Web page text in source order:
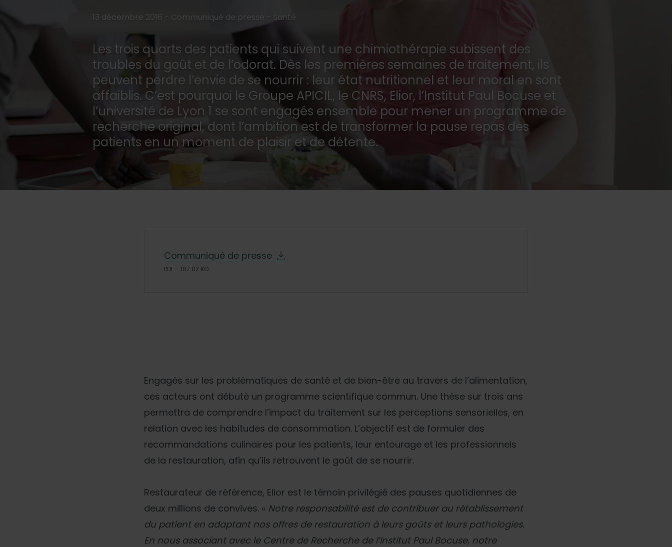
13 décembre 2016 - Communiqué de presse - Santé
Les trois quarts des patients qui suivent une chimiothérapie subissent des
troubles du goût et de l’odorat. Dès les premières semaines de traitement, ils
peuvent perdre l’envie de se nourrir : leur état nutritionnel et leur moral en sont
affaiblis. C’est pourquoi le Groupe APICIL, le CNRS, Elior, l’Institut Paul Bocuse et
l’université de Lyon 1 se sont engagés ensemble pour mener un programme de
recherche original, dont l’ambition est de transformer la pause repas des
patients en un moment de plaisir et de détente.
Communiqué de presse
PDF - 107.02 KO
Engagés sur les problématiques de santé et de bien-être au travers de l’alimentation,
ces acteurs ont débuté un programme scientifique commun. Une thèse sur trois ans
permettra de comprendre l’impact du traitement sur les perceptions sensorielles, en
relation avec les habitudes de consommation. L’objectif est de formuler des
recommandations culinaires pour les patients, leur entourage et les professionnels
de la restauration, afin qu’ils retrouvent le goût de se nourrir.
Restaurateur de référence, Elior est le témoin privilégié des pauses quotidiennes de
deux millions de convives. « Notre responsabilité est de contribuer au rétablissement
du patient en adaptant nos offres de restauration à leurs goûts et leurs pathologies.
En nous associant avec le Centre de Recherche de l’Institut Paul Bocuse, notre